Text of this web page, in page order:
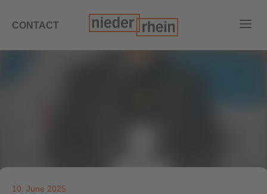
CONTACT
10. June 2025